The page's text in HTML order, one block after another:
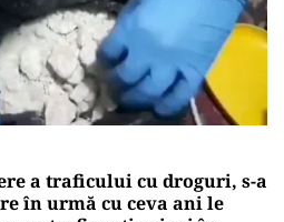
a traficului cu droguri, s-a
în urmă cu ceva ani le